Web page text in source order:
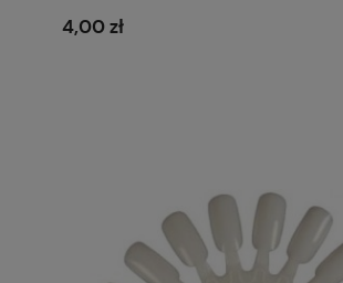
4,00 zł